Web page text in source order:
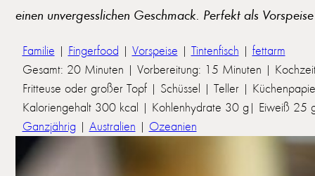
einen unvergesslichen Geschmack. Perfekt als
Familie | Fingerfood | Vorspeise | Tintenfisch | fettarm
Gesamt: 20 Minuten | Vorbereitung: 15 Minuten |
Fritteuse oder großer Topf | Schüssel | Teller |
Kaloriengehalt 300 kcal | Kohlenhydrate 30 g| Eiweiß 25
Ganzjährig | Australien | Ozeanien